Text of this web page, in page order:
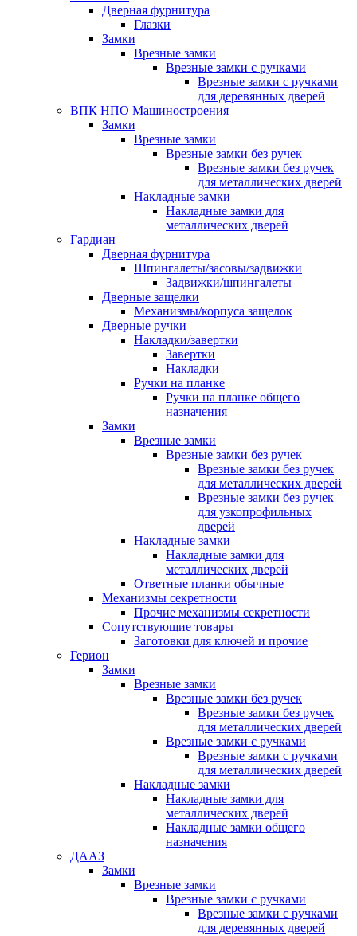
Дверная фурнитура
Глазки
Замки
Врезные замки
Врезные замки с ручками
Врезные замки с ручками
для деревянных дверей
ВПК НПО Машиностроения
Замки
Врезные замки
Врезные замки без ручек
Врезные замки без ручек
для металлических дверей
Накладные замки
Накладные замки для
металлических дверей
Гардиан
Дверная фурнитура
Шпингалеты/засовы/задвижки
Задвижки/шпингалеты
Дверные защелки
Механизмы/корпуса защелок
Дверные ручки
Накладки/завертки
Завертки
Накладки
Ручки на планке
Ручки на планке общего
назначения
Замки
Врезные замки
Врезные замки без ручек
Врезные замки без ручек
для металлических дверей
Врезные замки без ручек
для узкопрофильных
дверей
Накладные замки
Накладные замки для
металлических дверей
Ответные планки обычные
Механизмы секретности
Прочие механизмы секретности
Сопутствующие товары
Заготовки для ключей и прочие
Герион
Замки
Врезные замки
Врезные замки без ручек
Врезные замки без ручек
для металлических дверей
Врезные замки с ручками
Врезные замки с ручками
для металлических дверей
Накладные замки
Накладные замки для
металлических дверей
Накладные замки общего
назначения
ДААЗ
Замки
Врезные замки
Врезные замки с ручками
Врезные замки с ручками
для деревянных дверей